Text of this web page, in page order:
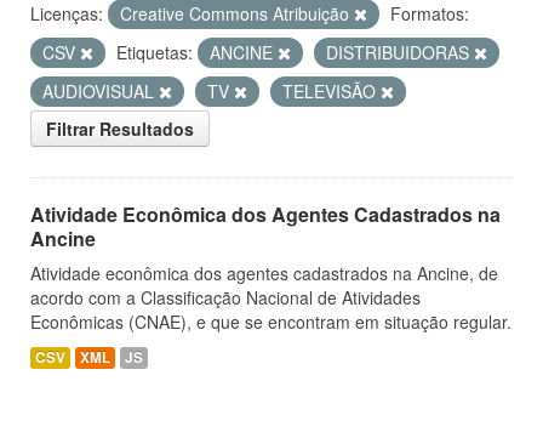
Licenças: Creative Commons Atribuição
Formatos:
CSV
Etiquetas: ANCINE
DISTRIBUIDORAS
AUDIOVISUAL
TV
TELEVISÃO
Filtrar Resultados
Atividade Econômica dos Agentes Cadastrados na
Ancine
Atividade econômica dos agentes cadastrados na Ancine, de
acordo com a Classificação Nacional de Atividades
Econômicas (CNAE), e que se encontram em situação regular.
CSV XML JS